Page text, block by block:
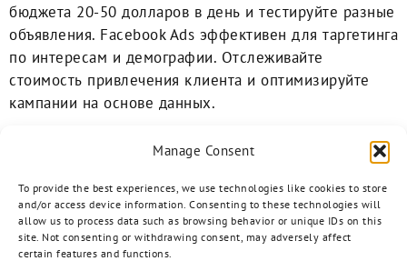
Manage Consent
To provide the best experiences, we use technologies like cookies to store
and/or access device information. Consenting to these technologies will
allow us to process data such as browsing behavior or unique IDs on this
site. Not consenting or withdrawing consent, may adversely affect
certain features and functions.
бюджета 20-50 долларов в день и тестируйте разные
объявления. Facebook Ads эффективен для таргетинга
по интересам и демографии. Отслеживайте
стоимость привлечения клиента и оптимизируйте
кампании на основе данных.
РЕГУЛЯРНОЕ ОБСЛУЖИВАНИЕ И
Регулярные обновления контента сигнализируют
поисковым системам, что сайт активен. Публикуйте
новые статьи в блоге хотя бы раз в неделю.